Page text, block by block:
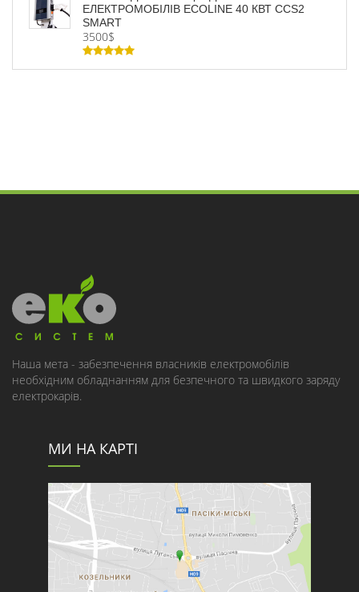
ЕЛЕКТРОМОБІЛІВ ECOLINE 40 КВТ CCS2
SMART
3500$
Наша мета - забезпечення власників електромобілів
необхідним обладнанням для безпечного та швидкого заряду
електрокарів.
МИ НА КАРТІ